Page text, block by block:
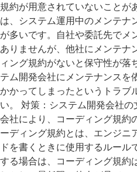
規約が用意されていないことが
は、システム運用中のメンテナ
が多いです。自社や委託先でメ
ありませんが、他社にメンテナ
ィング規約がないと保守性が落
テム開発会社にメンテナンスを
かかってしまったというトラブ
い。 対策：システム開発会社
会社により、コーディング規約
ーディング規約とは、エンジニ
ドを書くときに使用するルー
する場合は、コーディング規約